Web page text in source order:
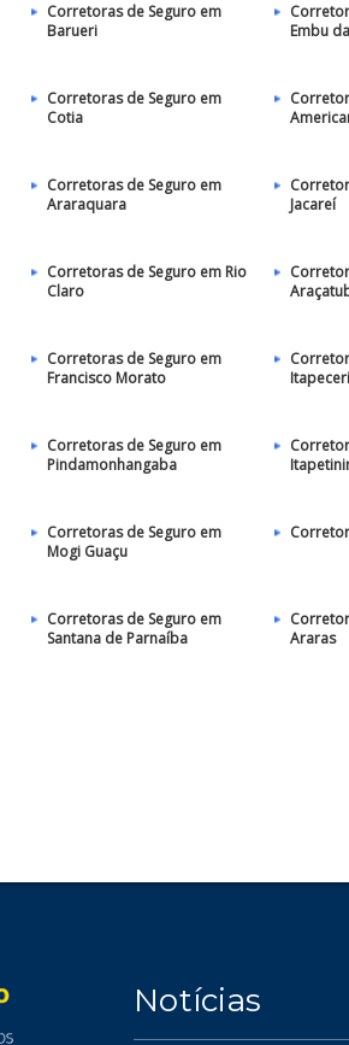
Corretoras de Seguro em
Barueri
Embu
Corretoras de Seguro em
Cotia
Corretoras de Seguro em
Araraquara
Jacareí
Corretoras de Seguro em Rio
Claro
Corretoras de Seguro em
Francisco Morato
Corretoras de Seguro em
Pindamonhangaba
Corretoras de Seguro em
Mogi Guaçu
Corretoras de Seguro em
Santana de Parnaíba
Araras
Notícias